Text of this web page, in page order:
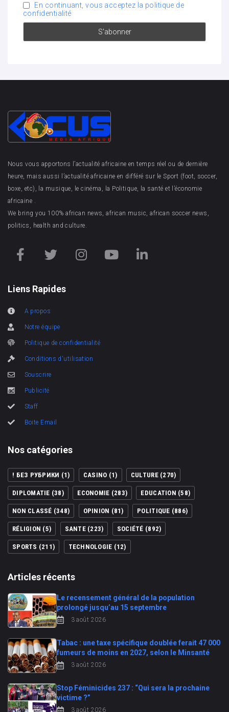
En continuant, vous acceptez la politique de
confidentialité
Nous vous apportons l’actualité africaine en temps réel ou de dernière
heure, mais aussi l’actualité africaine en différé sur le Sport (foot, soccer,
boxe, etc), la musique, le cinéma, la Politique, la santé et l’économie
africaine .
We bring you 100% african news, african music, african soccer news,
politics, health and culture.
Liens Rapides
A propos
Notre équipe
Politique de confidentialité
Conditions d'utilisation
Souscrire
Publicité
Staff
Boite Email
Nos catégories
! БЕЗ РУБРИКИ (1) CASINO (1) CULTURE(270)
DIPLOMATIE (38) ECONOMIE (283) EDUCATION (58)
NON CLASSÉ (348) OPINION (81) POLITIQUE (886)
RÉLIGION (5) SANTE(223) SOCIÉTÉ (892)
SPORTS (211) TECHNOLOGIE (12)
Articles récents
Le recensement général de la population
prolongé jusqu’au 15 septembre
3 août 2026
Tabac : une taxe spécifique doublée ferait 47 000
fumeurs de moins en 2027, selon le Minsanté
3 août 2026
Stop Féminicides 237 : “Qui sera la prochaine
victime ?”
3 août 2026